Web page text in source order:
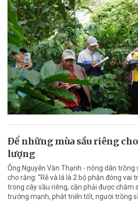
Để những mùa sầu riêng
lượng
Ông Nguyễn Văn Thạnh - nông dân trồng
cho rằng: “Rễ và lá là 2 bộ phận đóng vai
trong cây sầu riêng, cần phải được chăm
trưởng mạnh, phát triển tốt, người trồng